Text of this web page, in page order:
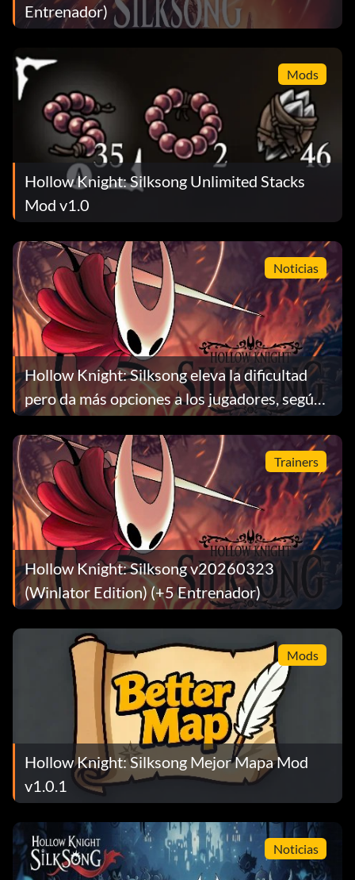
Entrenador)
Mods
Hollow Knight: Silksong Unlimited Stacks
Mod v1.0
Noticias
Hollow Knight: Silksong eleva la dificultad
pero da más opciones a los jugadores, según
Team Cherry
Trainers
Hollow Knight: Silksong v20260323
(Winlator Edition) (+5 Entrenador)
Mods
Hollow Knight: Silksong Mejor Mapa Mod
v1.0.1
Noticias